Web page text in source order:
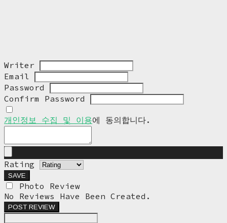
Writer
Email
Password
Confirm Password
개인정보 수집 및 이용에 동의합니다.
Rating
SAVE
Photo Review
No Reviews Have Been Created.
POST REVIEW